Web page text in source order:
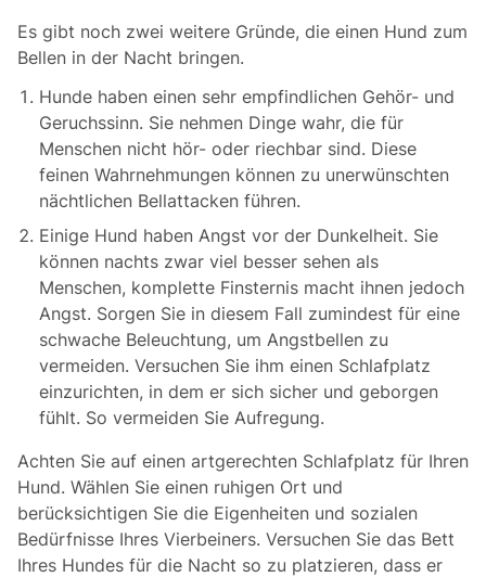
Es gibt noch zwei weitere Gründe, die einen Hund zum
Bellen in der Nacht bringen.
Hunde haben einen sehr empfindlichen Gehör- und
Geruchssinn. Sie nehmen Dinge wahr, die für
Menschen nicht hör- oder riechbar sind. Diese
feinen Wahrnehmungen können zu unerwünschten
nächtlichen Bellattacken führen.
Einige Hund haben Angst vor der Dunkelheit. Sie
können nachts zwar viel besser sehen als
Menschen, komplette Finsternis macht ihnen jedoch
Angst. Sorgen Sie in diesem Fall zumindest für eine
schwache Beleuchtung, um Angstbellen zu
vermeiden. Versuchen Sie ihm einen Schlafplatz
einzurichten, in dem er sich sicher und geborgen
fühlt. So vermeiden Sie Aufregung.
Achten Sie auf einen artgerechten Schlafplatz für Ihren
Hund. Wählen Sie einen ruhigen Ort und
berücksichtigen Sie die Eigenheiten und sozialen
Bedürfnisse Ihres Vierbeiners. Versuchen Sie das Bett
Ihres Hundes für die Nacht so zu platzieren, dass er